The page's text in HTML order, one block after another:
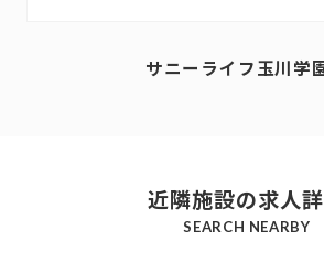
サニーライフ玉川学
近隣施設の求人
SEARCH NEARBY